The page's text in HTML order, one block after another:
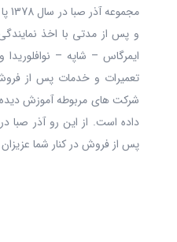
و پس از مدتی با اخذ
ایمرگاس – شاپه –
تعمیرات و خدمات پس از
شرکت های مربوطه آموزش
داده است. از این رو آذر صبا
پس از فروش در کنار شما